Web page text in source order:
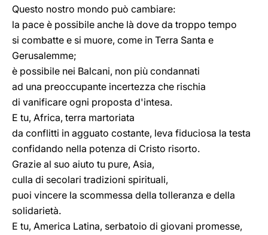
Questo nostro mondo può cambiare:
la pace è possibile anche là dove da troppo tempo
si combatte e si muore, come in Terra Santa e
Gerusalemme;
è possibile nei Balcani, non più condannati
ad una preoccupante incertezza che rischia
di vanificare ogni proposta d'intesa.
E tu, Africa, terra martoriata
da conflitti in agguato costante, leva fiduciosa la testa
confidando nella potenza di Cristo risorto.
Grazie al suo aiuto tu pure, Asia,
culla di secolari tradizioni spirituali,
puoi vincere la scommessa della tolleranza e della
solidarietà.
E tu, America Latina, serbatoio di giovani promesse,